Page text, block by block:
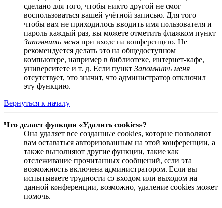
сделано для того, чтобы никто другой не смог
воспользоваться вашей учётной записью. Для того
чтобы вам не приходилось вводить имя пользователя и
пароль каждый раз, вы можете отметить флажком пункт
Запомнить меня при входе на конференцию. Не
рекомендуется делать это на общедоступном
компьютере, например в библиотеке, интернет-кафе,
университете и т. д. Если пункт Запомнить меня
отсутствует, это значит, что администратор отключил
эту функцию.
Вернуться к началу
Что делает функция «Удалить cookies»?
Она удаляет все созданные cookies, которые позволяют
вам оставаться авторизованным на этой конференции, а
также выполняют другие функции, такие как
отслеживание прочитанных сообщений, если эта
возможность включена администратором. Если вы
испытываете трудности со входом или выходом на
данной конференции, возможно, удаление cookies может
помочь.